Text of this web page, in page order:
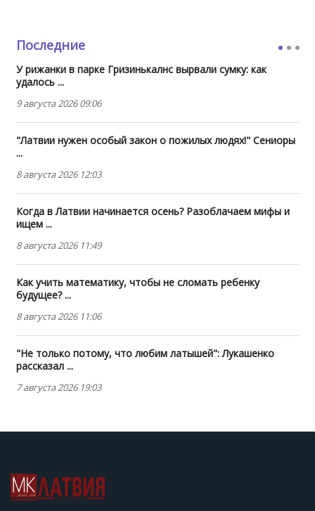
Последние
У рижанки в парке Гризинькалнс вырвали сумку: как
удалось ...
9 августа 2026 09:06
"Латвии нужен особый закон о пожилых людях!" Сениоры
...
8 августа 2026 12:03
Когда в Латвии начинается осень? Разоблачаем мифы и
ищем ...
8 августа 2026 11:49
Как учить математику, чтобы не сломать ребенку
будущее? ...
8 августа 2026 11:06
"Не только потому, что любим латышей": Лукашенко
рассказал ...
7 августа 2026 19:03